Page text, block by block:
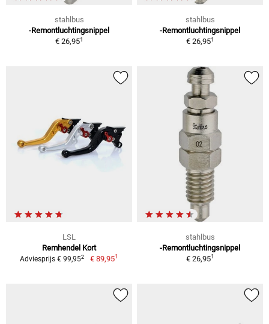
stahlbus
-Remontluchtingsnippel
€ 26,951
stahlbus
-Remontluchtingsnippel
€ 26,951
LSL
Remhendel Kort
Adviesprijs € 99,952 € 89,951
stahlbus
-Remontluchtingsnippel
€ 26,951